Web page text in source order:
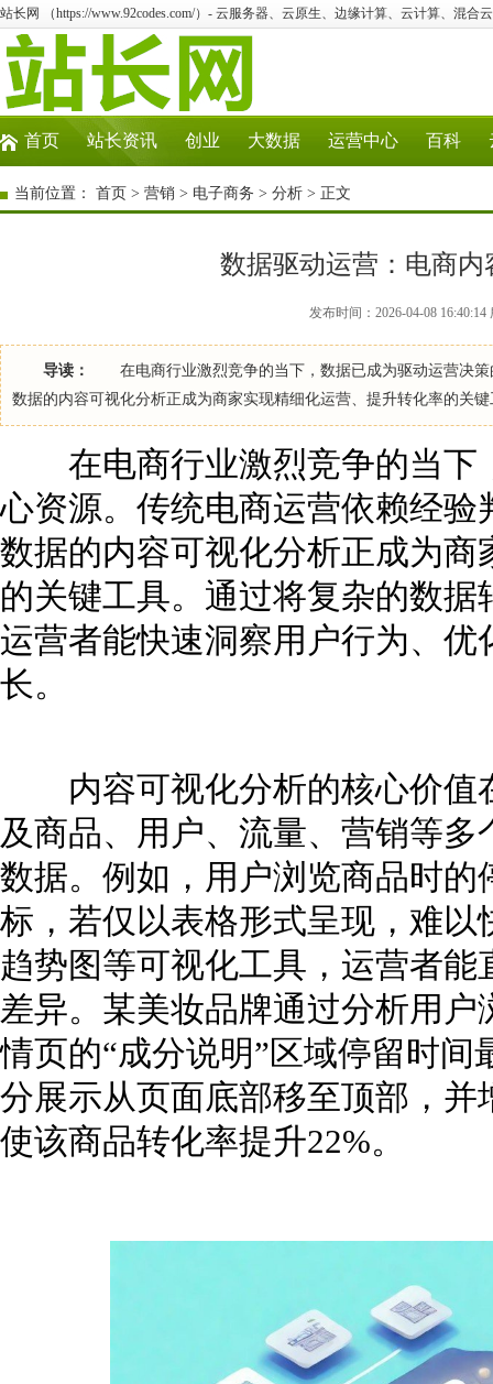
站长网 （https://www.92codes.com/）- 云服务器、云原生、边缘计算、云计算、混合
首页 站长资讯 创业 大数据 运营中心 百科
当前位置： 首页 > 营销 > 电子商务 > 分析 > 正文
数据驱动运营：电商
发布时间：2026-04-08
导读：
在电商行业激烈竞争的当下，数据已成为驱动运营决策
数据的内容可视化分析正成为商家实现精细化运营、提升转化率的关
在电商行业激烈竞争的当下
心资源。传统电商运营依赖经
数据的内容可视化分析正成为
的关键工具。通过将复杂的数
运营者能快速洞察用户行为、
长。
内容可视化分析的核心价值
及商品、用户、流量、营销等
数据。例如，用户浏览商品时
标，若仅以表格形式呈现，难
趋势图等可视化工具，运营者
差异。某美妆品牌通过分析用
情页的“成分说明”区域停留时
分展示从页面底部移至顶部，
使该商品转化率提升22%。